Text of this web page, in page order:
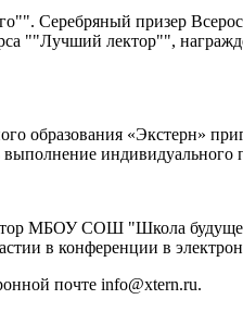
призер
""Лучший лектор"",
образования «Экстерн»
МБОУ СОШ "Школа
в конференции в
почте info@xtern.ru.